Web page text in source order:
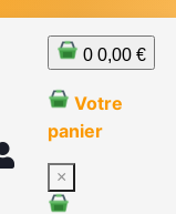
0 0,00 €
Votre
panier
×